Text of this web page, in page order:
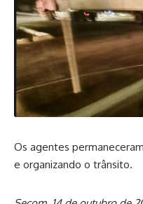
Os agentes
e organizando o trânsito.